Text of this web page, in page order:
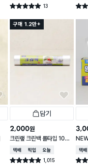
별점 5.0점 13
건 작성 별점
구매 1.2만+
담기
2,000원
크린랲 크린백 롤타입 100
매 30X40 cm
택배배송매장픽업오늘배송
별점 4.9점 1,015
건 작성
택배
별점